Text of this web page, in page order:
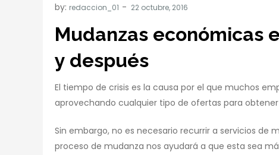
by: redaccion_01
Mudanzas económicas
y después
El tiempo de crisis es la causa por el que muchos
aprovechando cualquier tipo de ofertas para obtener
Sin embargo, no es necesario recurrir a servicios de
proceso de mudanza nos ayudará a que esta sea